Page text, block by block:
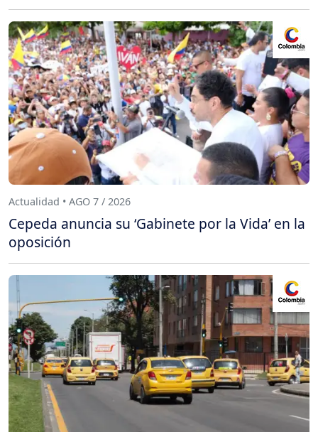
Actualidad • AGO 7 / 2026
Cepeda anuncia su ‘Gabinete por la Vida’ en la
oposición